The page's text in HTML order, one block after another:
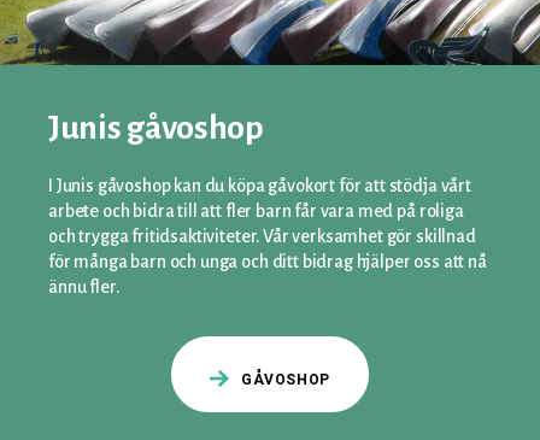
Junis gåvoshop
I Junis gåvoshop kan du köpa gåvokort för att stödja vårt
arbete och bidra till att fler barn får vara med på roliga
och trygga fritidsaktiviteter. Vår verksamhet gör skillnad
för många barn och unga och ditt bidrag hjälper oss att nå
ännu fler.
GÅVOSHOP